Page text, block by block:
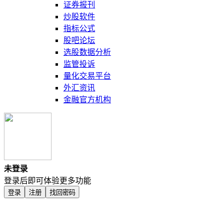
证券报刊
炒股软件
指标公式
股吧论坛
选股数据分析
监管投诉
量化交易平台
外汇资讯
金融官方机构
未登录
登录后即可体验更多功能
登录 注册 找回密码